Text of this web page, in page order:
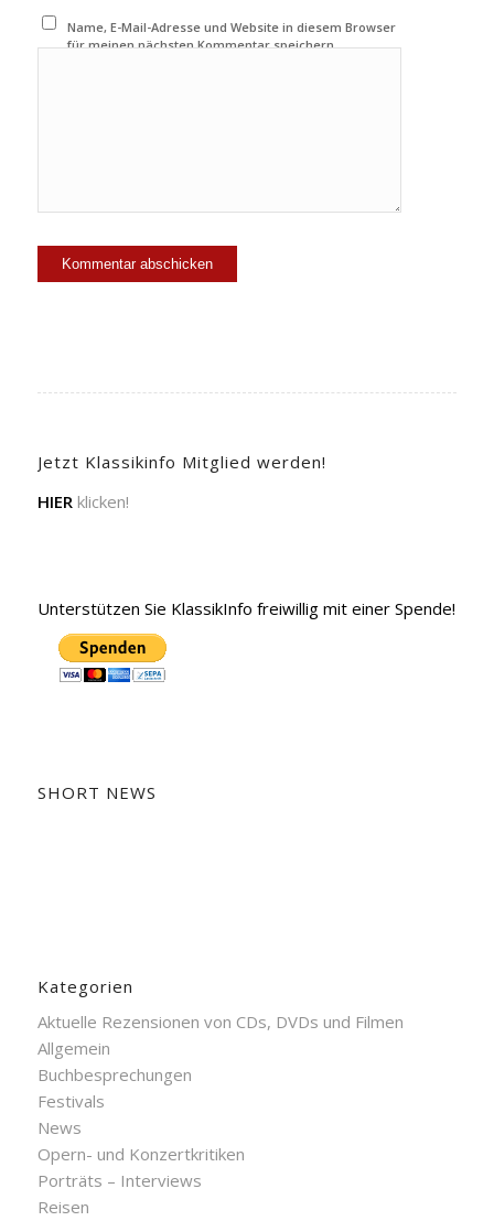
Name, E-Mail-Adresse und Website in diesem Browser
für meinen nächsten Kommentar speichern.
Jetzt Klassikinfo Mitglied werden!
HIERklicken!
Unterstützen Sie KlassikInfo freiwillig mit einer Spende!
SHORT NEWS
Kategorien
Aktuelle Rezensionen von CDs, DVDs und Filmen
Allgemein
Buchbesprechungen
Festivals
News
Opern- und Konzertkritiken
Porträts – Interviews
Reisen